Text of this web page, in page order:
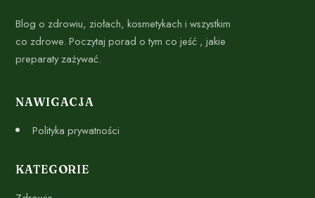
Blog o zdrowiu, ziołach, kosmetykach i wszystkim
co zdrowe. Poczytaj porad o tym co jeść , jakie
preparaty zażywać.
NAWIGACJA
Polityka prywatności
KATEGORIE